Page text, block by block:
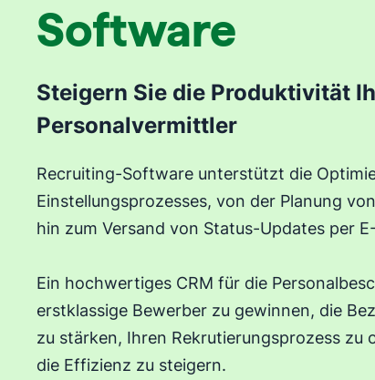
Software
Steigern Sie die Produktivität
Personalvermittler
Recruiting-Software unterstützt die
Einstellungsprozesses, von der Planung
hin zum Versand von Status-Updates per
Ein hochwertiges CRM für die
erstklassige Bewerber zu gewinnen, die
zu stärken, Ihren Rekrutierungsprozess zu
die Effizienz zu steigern.